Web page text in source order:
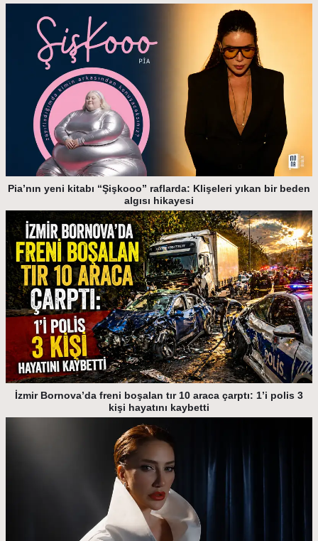
Pia’nın yeni kitabı “Şişkooo” raflarda: Klişeleri yıkan bir beden
algısı hikayesi
İzmir Bornova’da freni boşalan tır 10 araca çarptı: 1’i polis 3
kişi hayatını kaybetti